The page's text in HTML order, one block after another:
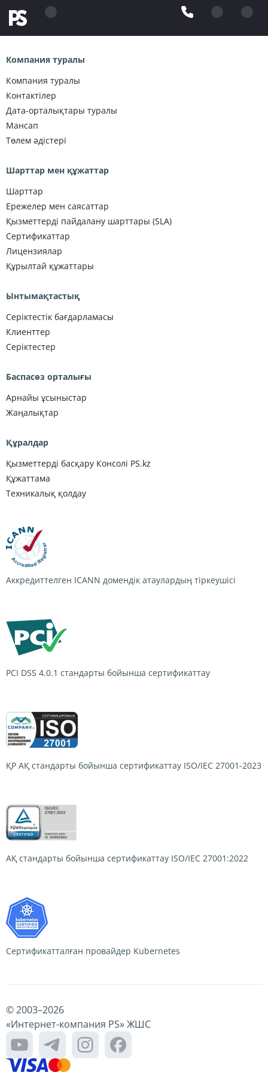
Компания туралы
Компания туралы
Контактілер
Дата-орталықтары туралы
Мансап
Төлем әдістері
Шарттар мен құжаттар
Шарттар
Ережелер мен саясаттар
Қызметтерді пайдалану шарттары (SLA)
Сертификаттар
Лицензиялар
Құрылтай құжаттары
Ынтымақтастық
Серіктестік бағдарламасы
Клиенттер
Серіктестер
Баспасөз орталығы
Арнайы ұсыныстар
Жаңалықтар
Құралдар
Қызметтерді басқару Консолі PS.kz
Құжаттама
Техникалық қолдау
Аккредиттелген ICANN домендік атаулардың тіркеушісі
PCI DSS 4.0.1 стандарты бойынша сертификаттау
ҚР АҚ стандарты бойынша сертификаттау ISO/IEC 27001-2023
АҚ стандарты бойынша сертификаттау ISO/IEC 27001:2022
Сертификатталған провайдер Kubernetes
© 2003–2026
«Интернет-компания PS» ЖШС